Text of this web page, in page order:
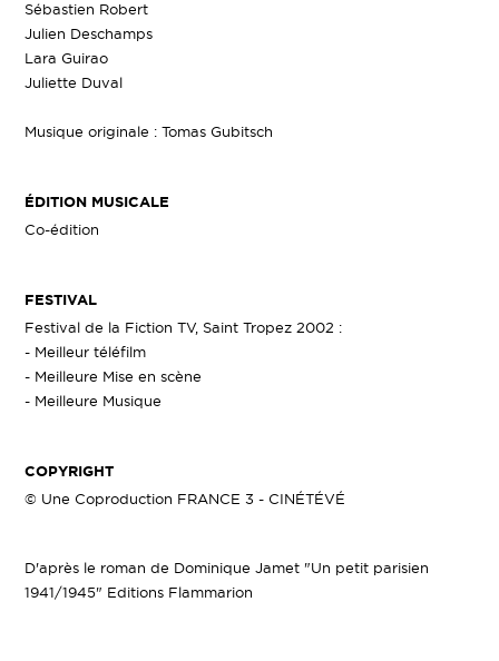
Sébastien Robert
Julien Deschamps
Lara Guirao
Juliette Duval
Musique originale : Tomas Gubitsch
ÉDITION MUSICALE
Co-édition
FESTIVAL
Festival de la Fiction TV, Saint Tropez 2002 :
- Meilleur téléfilm
- Meilleure Mise en scène
- Meilleure Musique
COPYRIGHT
© Une Coproduction FRANCE 3 - CINÉTÉVÉ
D'après le roman de Dominique Jamet "Un petit parisien
1941/1945" Editions Flammarion